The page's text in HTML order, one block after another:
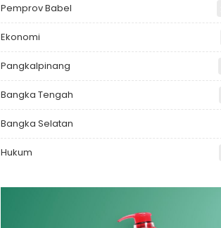
Pemprov Babel
Ekonomi
Pangkalpinang
Bangka Tengah
Bangka Selatan
Hukum